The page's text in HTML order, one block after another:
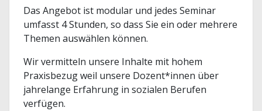
Das Angebot ist modular und jedes Seminar
umfasst 4 Stunden, so dass Sie ein oder mehrere
Themen auswählen können.
Wir vermitteln unsere Inhalte mit hohem
Praxisbezug weil unsere Dozent*innen über
jahrelange Erfahrung in sozialen Berufen
verfügen.